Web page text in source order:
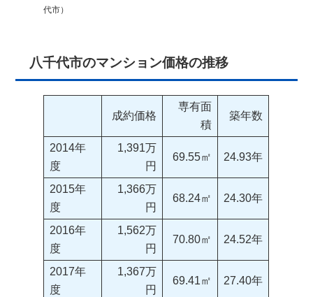
代市）
八千代市のマンション価格の推移
成約価格
専有面
積
築年数
2014年
度
1,391万
円
69.55㎡ 24.93年
2015年
度
1,366万
円
68.24㎡ 24.30年
2016年
度
1,562万
円
70.80㎡ 24.52年
2017年
度
1,367万
円
69.41㎡ 27.40年